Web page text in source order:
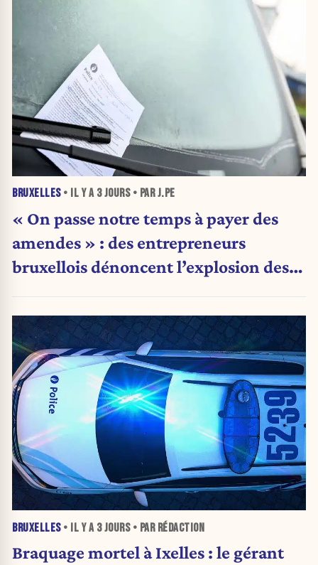
BRUXELLES• IL Y A 3 JOURS• PAR J.PE
« On passe notre temps à payer des
amendes » : des entrepreneurs
bruxellois dénoncent l’explosion des
BRUXELLES• IL Y A 3 JOURS• PAR RÉDACTION
Braquage mortel à Ixelles : le gérant